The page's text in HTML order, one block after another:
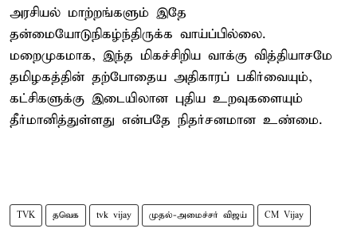
அரசியல் மாற்றங்களும் இதே
தன்மையோடுநிகழ்ந்திருக்க வாய்ப்பில்லை.
மறைமுகமாக, இந்த மிகச்சிறிய வாக்கு வித்தியாசமே
தமிழகத்தின் தற்போதைய அதிகாரப் பகிர்வையும்,
கட்சிகளுக்கு இடையிலான புதிய உறவுகளையும்
தீர்மானித்துள்ளது என்பதே நிதர்சனமான உண்மை.
TVK தவெக tvk vijay முதல்-அமைச்சர் விஜய் CM Vijay